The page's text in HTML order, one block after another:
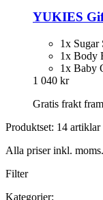
YUKIES
1x Sugar
1x Body
1x Baby
1 040 kr
Gratis frakt
Produktset: 14 artiklar
Alla priser inkl. moms.
Filter
Kategorier: